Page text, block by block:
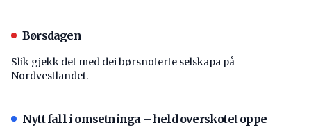
Børsdagen
Slik gjekk det med dei børsnoterte selskapa på
Nordvestlandet.
Nytt fall i omsetninga – held overskotet oppe